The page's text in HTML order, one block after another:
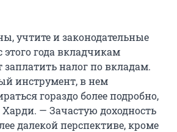
учтите и законодательные
года вкладчикам
заплатить налог по вкладам.
инструмент, в нем
гораздо более подробно,
— Зачастую доходность
далекой перспективе, кроме